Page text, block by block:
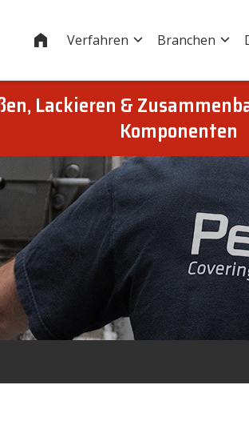
Startseite
Verfahren Branchen
Lackieren &
Komponenten